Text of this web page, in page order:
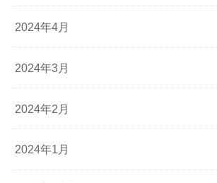
2024年4月
2024年3月
2024年2月
2024年1月